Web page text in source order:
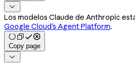

Los modelos Claude de Anthropic
Google Cloud's Agent Platform.
Copy page
